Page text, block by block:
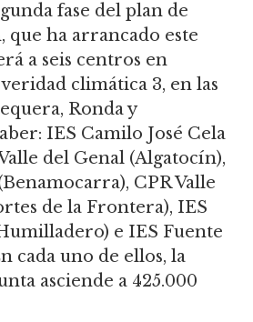
fase del plan de
ha arrancado este
a seis centros en
climática 3, en las
Ronda y
IES Camilo José Cela
del Genal (Algatocín),
CPR Valle
de la Frontera), IES
e IES Fuente
cada uno de ellos, la
asciende a 425.000